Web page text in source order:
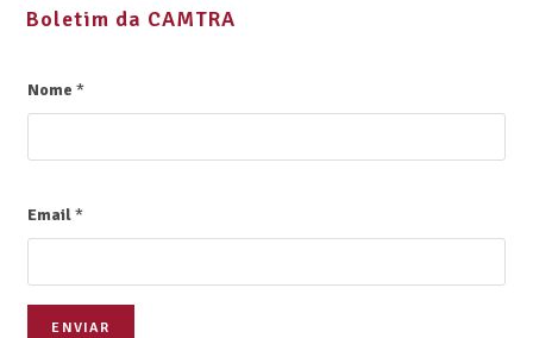
Boletim da CAMTRA
Nome*
Email*
ENVIAR